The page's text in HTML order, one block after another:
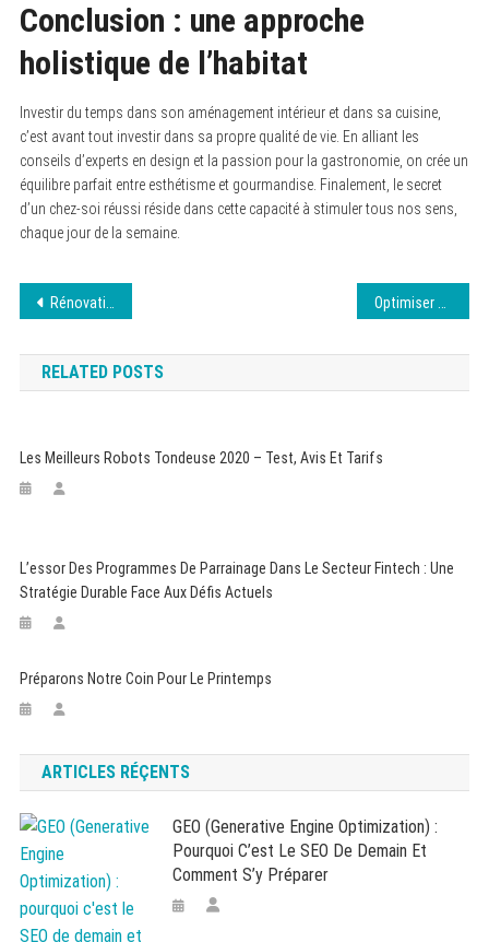
Conclusion : une approche
holistique de l’habitat
Investir du temps dans son aménagement intérieur et dans sa cuisine,
c’est avant tout investir dans sa propre qualité de vie. En alliant les
conseils d’experts en design et la passion pour la gastronomie, on crée un
équilibre parfait entre esthétisme et gourmandise. Finalement, le secret
d’un chez-soi réussi réside dans cette capacité à stimuler tous nos sens,
chaque jour de la semaine.
Navigation
de
l’article
Rénovation 2026 : Comment optimiser son budget face aux nouveaux prix des matériaux ?
RELATED POSTS
Les Meilleurs Robots Tondeuse 2020 – Test, Avis Et Tarifs
L’essor Des Programmes De Parrainage Dans Le Secteur Fintech : Une
Stratégie Durable Face Aux Défis Actuels
Préparons Notre Coin Pour Le Printemps
ARTICLES RÉÇENTS
GEO (Generative Engine Optimization) :
Pourquoi C’est Le SEO De Demain Et
Comment S’y Préparer